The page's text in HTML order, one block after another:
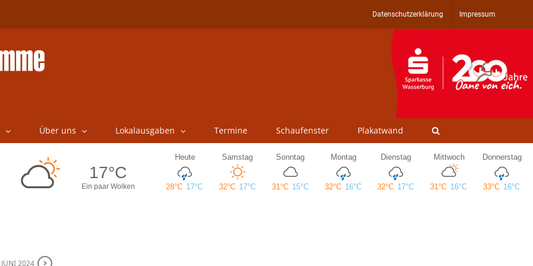
Datenschutzerklärung Impressum
Über uns Lokalausgaben Termine Schaufenster Plakatwand
JUNI 2024